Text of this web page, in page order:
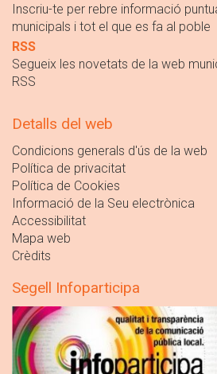
Inscriu-te per rebre informació
municipals i tot el que es fa al poble
RSS
Segueix les novetats de la web
RSS
Detalls del web
Condicions generals d'ús de la web
Política de privacitat
Política de Cookies
Informació de la Seu electrònica
Accessibilitat
Mapa web
Crèdits
Segell Infoparticipa